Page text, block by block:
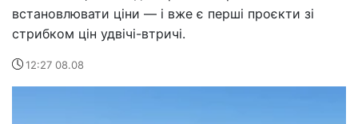
встановлювати ціни — і вже є перші проєкти зі
стрибком цін удвічі-втричі.
12:27 08.08